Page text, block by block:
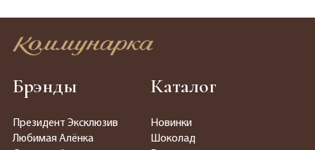
Брэнды
Президент Эксклюзив
Любимая Алёнка
Каталог
Новинки
Шоколад